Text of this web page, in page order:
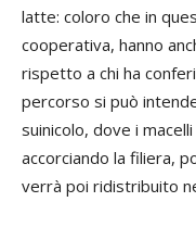
latte: coloro che in
cooperativa, hanno
rispetto a chi ha
percorso si può
suinicolo, dove i
accorciando la filiera,
verrà poi ridistribuito